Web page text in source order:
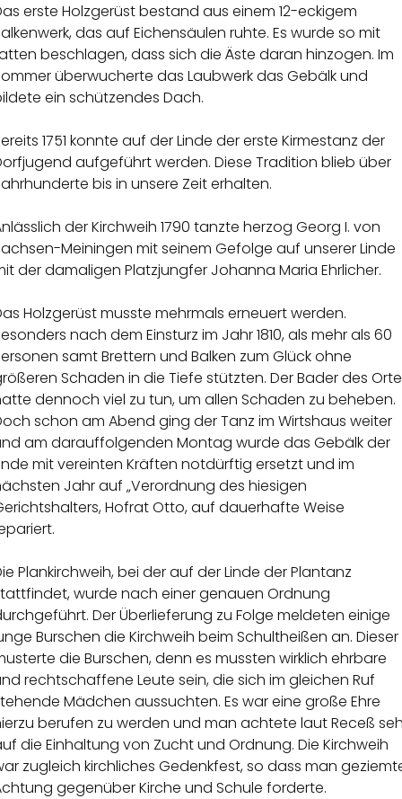
erste Holzgerüst bestand aus einem 12-eckigem
das auf Eichensäulen ruhte. Es wurde so mit
beschlagen, dass sich die Äste daran hinzogen. Im
überwucherte das Laubwerk das Gebälk und
ein schützendes Dach.
1751 konnte auf der Linde der erste Kirmestanz der
aufgeführt werden. Diese Tradition blieb über
bis in unsere Zeit erhalten.
der Kirchweih 1790 tanzte herzog Georg I. von
Meiningen mit seinem Gefolge auf unserer Linde
der damaligen Platzjungfer Johanna Maria Ehrlicher.
Holzgerüst musste mehrmals erneuert werden.
nach dem Einsturz im Jahr 1810, als mehr als 60
samt Brettern und Balken zum Glück ohne
Schaden in die Tiefe stützten. Der Bader des
dennoch viel zu tun, um allen Schaden zu beheben.
schon am Abend ging der Tanz im Wirtshaus weiter
am darauffolgenden Montag wurde das Gebälk der
mit vereinten Kräften notdürftig ersetzt und im
Jahr auf „Verordnung des hiesigen
Hofrat Otto, auf dauerhafte Weise
Plankirchweih, bei der auf der Linde der Plantanz
wurde nach einer genauen Ordnung
Der Überlieferung zu Folge meldeten einige
Burschen die Kirchweih beim Schultheißen an. Dieser
die Burschen, denn es mussten wirklich ehrbare
rechtschaffene Leute sein, die sich im gleichen Ruf
Mädchen aussuchten. Es war eine große Ehre
berufen zu werden und man achtete laut Receß
die Einhaltung von Zucht und Ordnung. Die Kirchweih
zugleich kirchliches Gedenkfest, so dass man
gegenüber Kirche und Schule forderte.